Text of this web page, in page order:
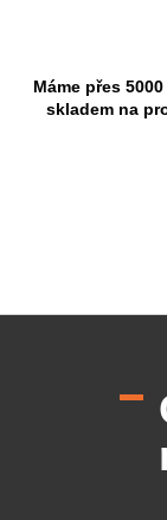
Máme přes
skladem na